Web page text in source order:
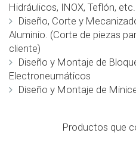
Hidráulicos, INOX, Teflón,
Diseño, Corte y
Aluminio. (Corte de piezas
cliente)
Diseño y Montaje de
Electroneumáticos
Diseño y Montaje de
Productos que